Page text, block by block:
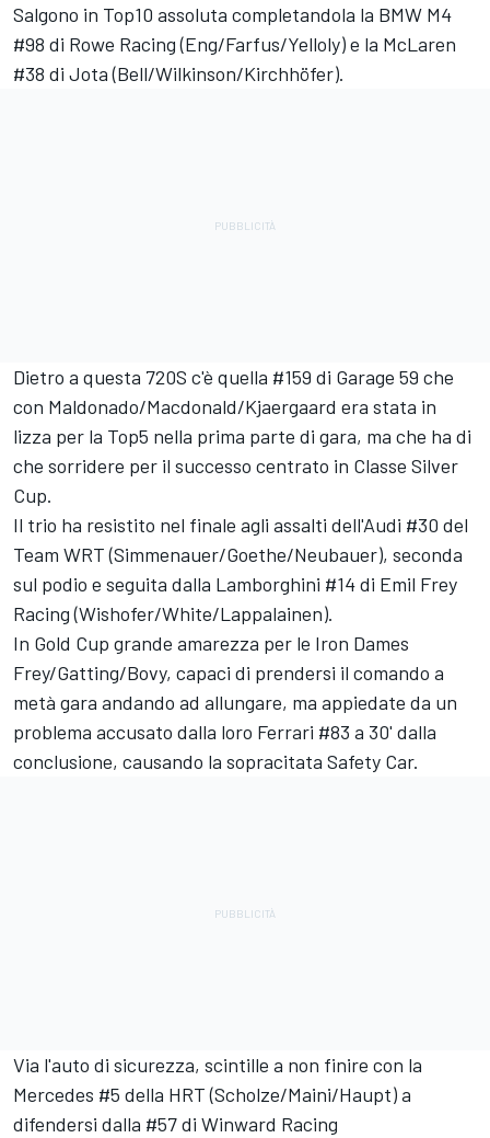
Salgono in Top10 assoluta completandola la BMW M4
#98 di Rowe Racing (Eng/Farfus/Yelloly) e la McLaren
#38 di Jota (Bell/Wilkinson/Kirchhöfer).
Dietro a questa 720S c'è quella #159 di Garage 59 che
con Maldonado/Macdonald/Kjaergaard era stata in
lizza per la Top5 nella prima parte di gara, ma che ha di
che sorridere per il successo centrato in Classe Silver
Cup.
Il trio ha resistito nel finale agli assalti dell'Audi #30 del
Team WRT (Simmenauer/Goethe/Neubauer), seconda
sul podio e seguita dalla Lamborghini #14 di Emil Frey
Racing (Wishofer/White/Lappalainen).
In Gold Cup grande amarezza per le Iron Dames
Frey/Gatting/Bovy, capaci di prendersi il comando a
metà gara andando ad allungare, ma appiedate da un
problema accusato dalla loro Ferrari #83 a 30' dalla
conclusione, causando la sopracitata Safety Car.
Via l'auto di sicurezza, scintille a non finire con la
Mercedes #5 della HRT (Scholze/Maini/Haupt) a
difendersi dalla #57 di Winward Racing